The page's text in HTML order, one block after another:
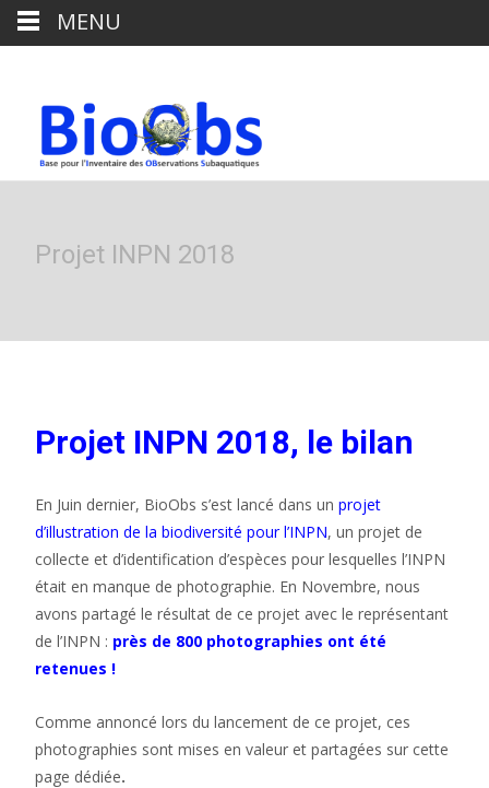
Projet INPN 2018
Projet INPN 2018, le bilan
En Juin dernier, BioObs s’est lancé dans un projet
d’illustration de la biodiversité pour l’INPN, un projet de
collecte et d’identification d’espèces pour lesquelles l’INPN
était en manque de photographie. En Novembre, nous
avons partagé le résultat de ce projet avec le représentant
de l’INPN : près de 800 photographies ont été
retenues !
Comme annoncé lors du lancement de ce projet, ces
photographies sont mises en valeur et partagées sur cette
page dédiée.
MENU